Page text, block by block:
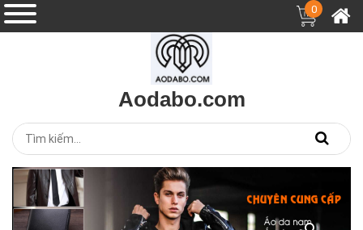
0
Aodabo.com